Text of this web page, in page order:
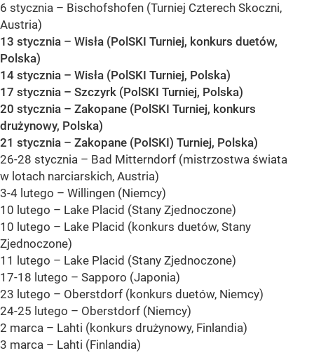
6 stycznia – Bischofshofen (Turniej Czterech Skoczni,
Austria)
13 stycznia – Wisła (PolSKI Turniej, konkurs duetów,
Polska)
14 stycznia – Wisła (PolSKI Turniej, Polska)
17 stycznia – Szczyrk (PolSKI Turniej, Polska)
20 stycznia – Zakopane (PolSKI Turniej, konkurs
drużynowy, Polska)
21 stycznia – Zakopane (PolSKI) Turniej, Polska)
26-28 stycznia – Bad Mitterndorf (mistrzostwa świata
w lotach narciarskich, Austria)
3-4 lutego – Willingen (Niemcy)
10 lutego – Lake Placid (Stany Zjednoczone)
10 lutego – Lake Placid (konkurs duetów, Stany
Zjednoczone)
11 lutego – Lake Placid (Stany Zjednoczone)
17-18 lutego – Sapporo (Japonia)
23 lutego – Oberstdorf (konkurs duetów, Niemcy)
24-25 lutego – Oberstdorf (Niemcy)
2 marca – Lahti (konkurs drużynowy, Finlandia)
3 marca – Lahti (Finlandia)